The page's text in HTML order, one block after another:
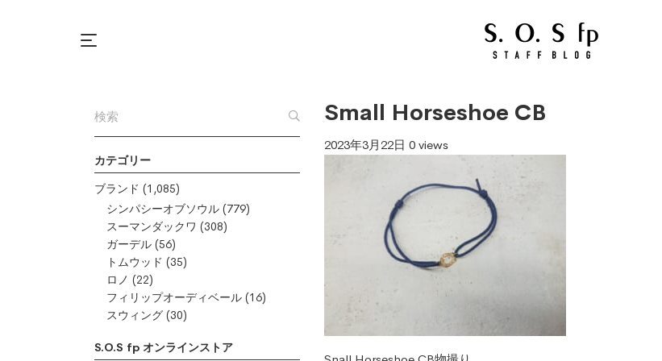
カテゴリー
ブランド (1,085)
シンパシーオブソウル (779)
スーマンダックワ (308)
ガーデル (56)
トムウッド (35)
ロノ (22)
フィリップオーディベール (16)
スウィング (30)
S.O.S fp オンラインストア
Small Horseshoe CB
2023年3月22日 0 views